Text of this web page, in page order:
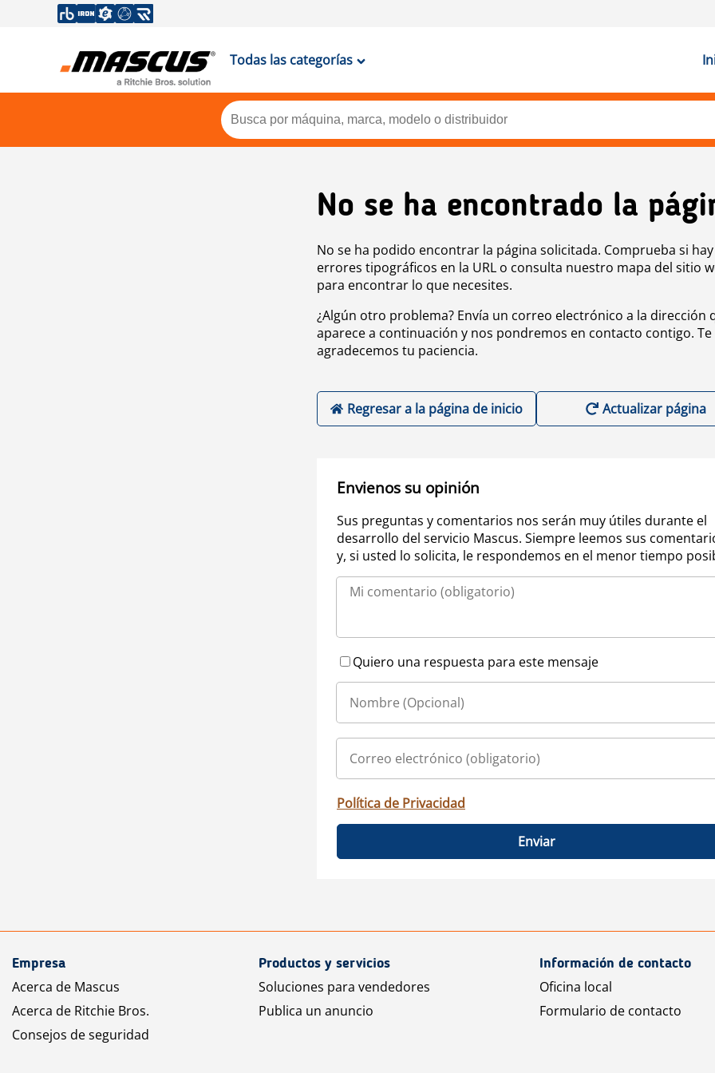
Todas las categorías
No se ha encontrado la
No se ha podido encontrar la página solicitada. Comprueba si hay
errores tipográficos en la URL o consulta nuestro mapa del sitio
para encontrar lo que necesites.
¿Algún otro problema? Envía un correo electrónico a la dirección
aparece a continuación y nos pondremos en contacto contigo. Te
agradecemos tu paciencia.
Regresar a la página de inicio Actualizar página
Envienos su opinión
Sus preguntas y comentarios nos serán muy útiles durante el
desarrollo del servicio Mascus. Siempre leemos sus
y, si usted lo solicita, le respondemos en el menor tiempo
Quiero una respuesta para este mensaje
Política de Privacidad
Enviar
Empresa
Acerca de Mascus
Acerca de Ritchie Bros.
Consejos de seguridad
Productos y servicios
Soluciones para vendedores
Publica un anuncio
Información de contacto
Oficina local
Formulario de contacto